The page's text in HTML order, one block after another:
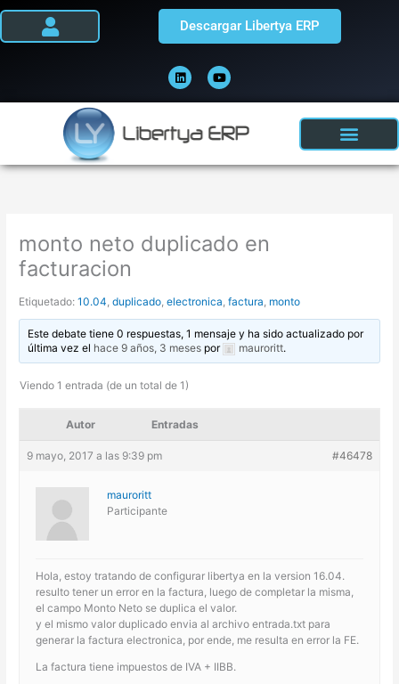
Ir
i
n
k
e
i
n
o
u
t
u
e
Descargar Libertya ERP
monto neto duplicado en
facturacion
Etiquetado:10.04 ,duplicado ,electronica ,factura monto
Este debate tiene 0 respuestas, 1 mensaje y ha sido actualizado por
última vez el hace 9 años, 3 meses por mauroritt.
Viendo 1 entrada (de un total de 1)
Autor Entradas
9 mayo, 2017 a las 9:39 pm #46478
mauroritt
Participante
Hola, estoy tratando de configurar libertya en la version 16.04.
resulto tener un error en la factura, luego de completar la misma,
el campo Monto Neto se duplica el valor.
y el mismo valor duplicado envia al archivo entrada.txt para
generar la factura electronica, por ende, me resulta en error la FE.
La factura tiene impuestos de IVA + IIBB.